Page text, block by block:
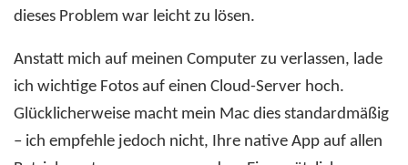
dieses Problem war leicht zu lösen.
Anstatt mich auf meinen Computer zu verlassen, lade
ich wichtige Fotos auf einen Cloud-Server hoch.
Glücklicherweise macht mein Mac dies standardmäßig
– ich empfehle jedoch nicht, Ihre native App auf allen